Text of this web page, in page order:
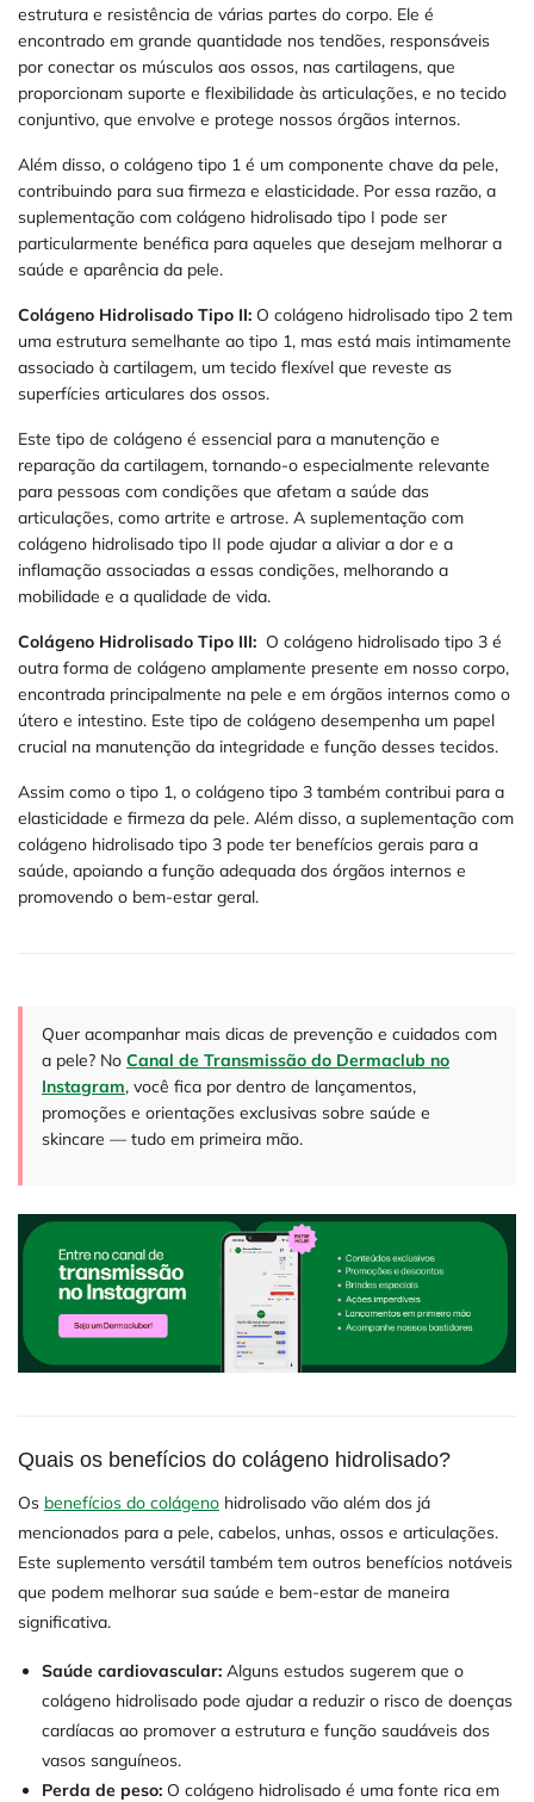
estrutura e resistência de várias partes do corpo. Ele é
encontrado em grande quantidade nos tendões, responsáveis
por conectar os músculos aos ossos, nas cartilagens, que
proporcionam suporte e flexibilidade às articulações, e no tecido
conjuntivo, que envolve e protege nossos órgãos internos.
Além disso, o colágeno tipo 1 é um componente chave da pele,
contribuindo para sua firmeza e elasticidade. Por essa razão, a
suplementação com colágeno hidrolisado tipo I pode ser
particularmente benéfica para aqueles que desejam melhorar a
saúde e aparência da pele.
Colágeno Hidrolisado Tipo II: O colágeno hidrolisado tipo 2 tem
uma estrutura semelhante ao tipo 1, mas está mais intimamente
associado à cartilagem, um tecido flexível que reveste as
superfícies articulares dos ossos.
Este tipo de colágeno é essencial para a manutenção e
reparação da cartilagem, tornando-o especialmente relevante
para pessoas com condições que afetam a saúde das
articulações, como artrite e artrose. A suplementação com
colágeno hidrolisado tipo II pode ajudar a aliviar a dor e a
inflamação associadas a essas condições, melhorando a
mobilidade e a qualidade de vida.
Colágeno Hidrolisado Tipo III: O colágeno hidrolisado tipo 3 é
outra forma de colágeno amplamente presente em nosso corpo,
encontrada principalmente na pele e em órgãos internos como o
útero e intestino. Este tipo de colágeno desempenha um papel
crucial na manutenção da integridade e função desses tecidos.
Assim como o tipo 1, o colágeno tipo 3 também contribui para a
elasticidade e firmeza da pele. Além disso, a suplementação com
colágeno hidrolisado tipo 3 pode ter benefícios gerais para a
saúde, apoiando a função adequada dos órgãos internos e
promovendo o bem-estar geral.
Quer acompanhar mais dicas de prevenção e cuidados com
a pele? No Canal de Transmissão do Dermaclub no
Instagram, você fica por dentro de lançamentos,
promoções e orientações exclusivas sobre saúde e
skincare — tudo em primeira mão.
Quais os benefícios do colágeno hidrolisado?
Os benefícios do colágeno hidrolisado vão além dos já
mencionados para a pele, cabelos, unhas, ossos e articulações.
Este suplemento versátil também tem outros benefícios notáveis
que podem melhorar sua saúde e bem-estar de maneira
significativa.
Saúde cardiovascular: Alguns estudos sugerem que o
colágeno hidrolisado pode ajudar a reduzir o risco de doenças
cardíacas ao promover a estrutura e função saudáveis dos
vasos sanguíneos.
Perda de peso: O colágeno hidrolisado é uma fonte rica em